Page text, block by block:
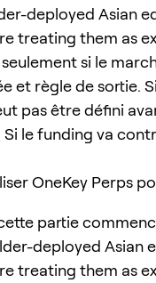
deployed Asian
treating them as
si le
et règle de sortie.
pas être défini
le funding va
OneKey Perps
partie
deployed Asian
treating them as